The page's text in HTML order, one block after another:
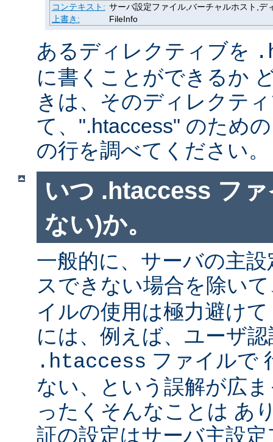
コンテキスト: サーバ設定ファイル,バーチャルホスト,デ
上書き:
FileInfo
あるディレクティブを
に書くことができるか
きは、そのディレクテ
て、".htaccess" のため
の行を調べてください。
いつ .htaccess フ
ない)か。
一般的に、サーバの主
スできない場合を除い
イルの使用は極力避け
には、例えば、ユーザ
.htaccess ファイルで
ない、という誤解が広
ったくそんなことは あ
証の設定はサーバ主設